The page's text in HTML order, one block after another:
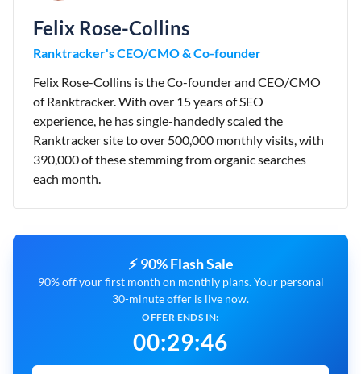
Felix Rose-Collins
Ranktracker's CEO/CMO & Co-founder
Felix Rose-Collins is the Co-founder and CEO/CMO
of Ranktracker. With over 15 years of SEO
experience, he has single-handedly scaled the
Ranktracker site to over 500,000 monthly visits, with
390,000 of these stemming from organic searches
each month.
⚡ 90% Flash Sale
90% off your first month on monthly plans. Your personal
30-minute offer is live now.
OFFER ENDS IN:
00:29:45